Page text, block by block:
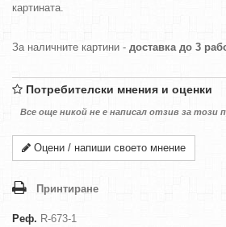
картината.
За наличните картини - доставка до 3
Потребителски мнения и оценки
Все още никой не е написал отзив за този
Оцени / напиши своето мнение
Принтиране
Реф. R-673-1